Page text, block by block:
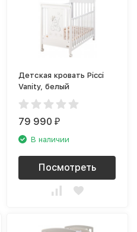
Детская кровать Picci
Vanity, белый
79 990₽
В наличии
Посмотреть